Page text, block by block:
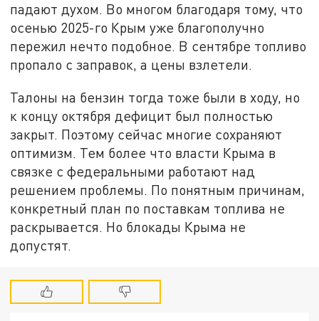
падают духом. Во многом благодаря тому, что
осенью 2025-го Крым уже благополучно
пережил нечто подобное. В сентябре топливо
пропало с заправок, а цены взлетели.
Талоны на бензин тогда тоже были в ходу, но
к концу октября дефицит был полностью
закрыт. Поэтому сейчас многие сохраняют
оптимизм. Тем более что власти Крыма в
связке с федеральными работают над
решением проблемы. По понятным причинам,
конкретный план по поставкам топлива не
раскрывается. Но блокады Крыма не
допустят.